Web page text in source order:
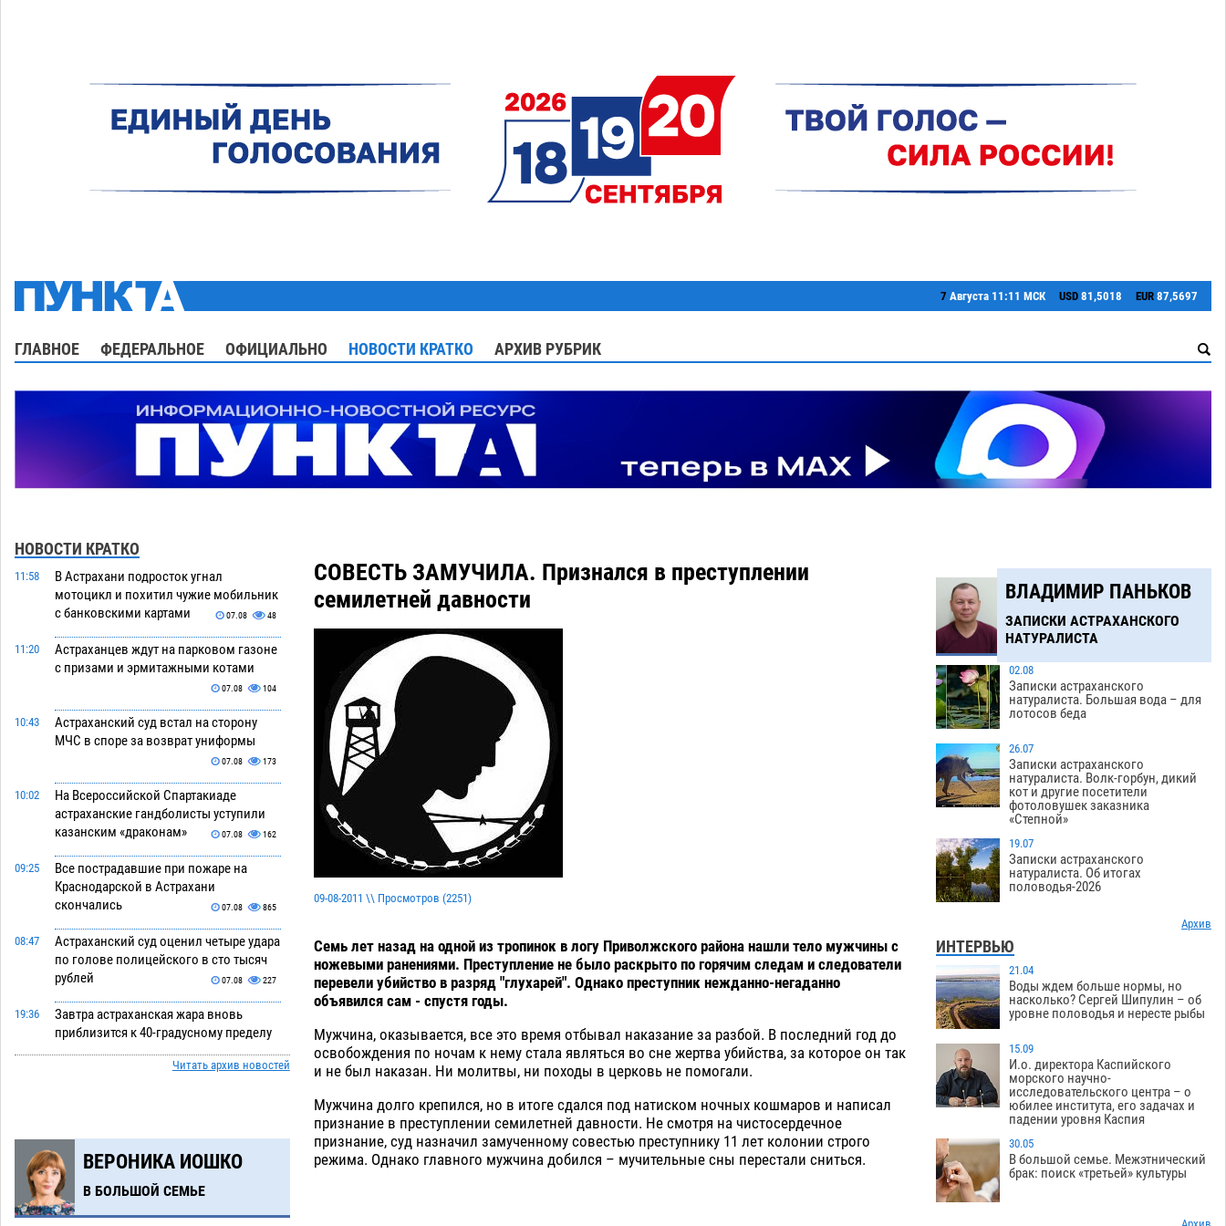
7 Августа 11:11 МСК USD 81,5018 EUR 87,5697
ГЛАВНОЕ ФЕДЕРАЛЬНОЕ ОФИЦИАЛЬНО НОВОСТИ КРАТКО АРХИВ РУБРИК
НОВОСТИ КРАТКО
11:58
В Астрахани подросток угнал
мотоцикл и похитил чужие мобильник
с банковскими картами
07.08 48
11:20
Астраханцев ждут на парковом газоне
с призами и эрмитажными котами
07.08 104
10:43
Астраханский суд встал на сторону
МЧС в споре за возврат униформы
07.08 173
10:02
На Всероссийской Спартакиаде
астраханские гандболисты уступили
казанским «драконам»
07.08 162
09:25
Все пострадавшие при пожаре на
Краснодарской в Астрахани
скончались
07.08 865
08:47
Астраханский суд оценил четыре удара
по голове полицейского в сто тысяч
рублей
07.08 227
19:36
Завтра астраханская жара вновь
приблизится к 40-градусному пределу
06.08 402
18:23
В пятницу без электричества окажутся
Астрахань, Ахтубинск и 6 поселений
17:40
В астраханском поселке ведутся
Читать архив новостей
ВЕРОНИКА ИОШКО
В БОЛЬШОЙ СЕМЬЕ
СОВЕСТЬ ЗАМУЧИЛА. Признался в преступлении
семилетней давности
09-08-2011 \\ Просмотров (2251)
Семь лет назад на одной из тропинок в логу Приволжского района нашли тело мужчины с
ножевыми ранениями. Преступление не было раскрыто по горячим следам и следователи
перевели убийство в разряд "глухарей". Однако преступник нежданно-негаданно
объявился сам - спустя годы.
Мужчина, оказывается, все это время отбывал наказание за разбой. В последний год до
освобождения по ночам к нему стала являться во сне жертва убийства, за которое он так
и не был наказан. Ни молитвы, ни походы в церковь не помогали.
Мужчина долго крепился, но в итоге сдался под натиском ночных кошмаров и написал
признание в преступлении семилетней давности. Не смотря на чистосердечное
признание, суд назначил замученному совестью преступнику 11 лет колонии строго
режима. Однако главного мужчина добился – мучительные сны перестали сниться.
ВЛАДИМИР ПАНЬКОВ
ЗАПИСКИ АСТРАХАНСКОГО
НАТУРАЛИСТА
02.08
Записки астраханского
натуралиста. Большая вода – для
лотосов беда
26.07
Записки астраханского
натуралиста. Волк-горбун, дикий
кот и другие посетители
фотоловушек заказника
«Степной»
19.07
Записки астраханского
натуралиста. Об итогах
половодья-2026
Архив
ИНТЕРВЬЮ
21.04
Воды ждем больше нормы, но
насколько? Сергей Шипулин – об
уровне половодья и нересте рыбы
15.09
И.о. директора Каспийского
морского научно-
исследовательского центра – о
юбилее института, его задачах и
падении уровня Каспия
30.05
В большой семье. Межэтнический
брак: поиск «третьей» культуры